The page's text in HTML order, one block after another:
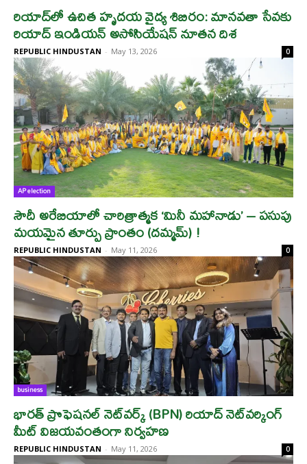
రియాద్‌లో ఉచిత హృదయ వైద్య శిబిరం: మానవతా సేవకు
రియాద్ ఇండియన్ అసోసియేషన్ నూతన దిశ
REPUBLIC HINDUSTAN - May 13, 2026 0
AP election
సౌదీ అరేబియాలో చారిత్రాత్మక ‘మినీ మహానాడు’ – పసుపు
మయమైన తూర్పు ప్రాంతం (దమ్మమ్) !
REPUBLIC HINDUSTAN - May 11, 2026 0
business
భారత్ ప్రొఫెషనల్ నెట్‌వర్క్ (BPN) రియాద్ నెట్‌వర్కింగ్
మీట్ విజయవంతంగా నిర్వహణ
REPUBLIC HINDUSTAN - May 11, 2026 0